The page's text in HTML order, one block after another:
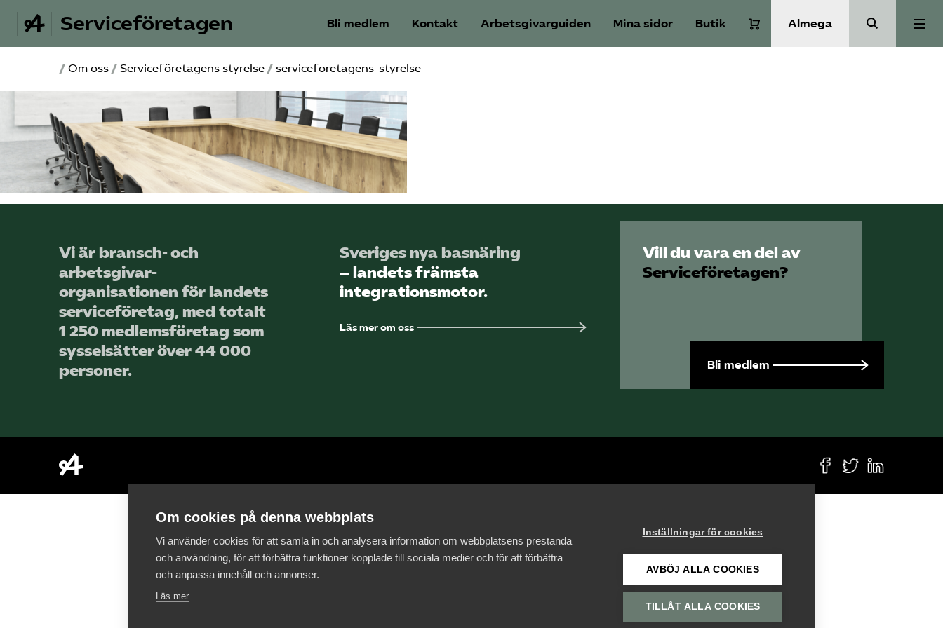
Serviceföretagen Bli medlem Kontakt Arbetsgivarguiden Mina sidor Butik Almega
Auktorisation
Våra frågor
Sök på serviceforetagen.se
Om webbplatsen
Beställ trycksaker
/ Om oss / Serviceföretagens styrelse / serviceforetagens-styrelse
Vi är bransch- och
arbetsgivar­
organisationen för landets
service­företag, med totalt
1 250 medlems­företag som
sysselsätter över 44 000
personer.
Sveriges nya basnäring
– landets främsta
integrationsmotor.
Läs mer om oss
Vill du vara en del av
Serviceföretagen?
Bli medlem
Om cookies på denna webbplats
Vi använder cookies för att samla in och analysera information om webbplatsens prestanda
och användning, för att förbättra funktioner kopplade till sociala medier och för att förbättra
och anpassa innehåll och annonser.
Läs mer
Inställningar för cookies
AVBÖJ ALLA COOKIES
TILLÅT ALLA COOKIES